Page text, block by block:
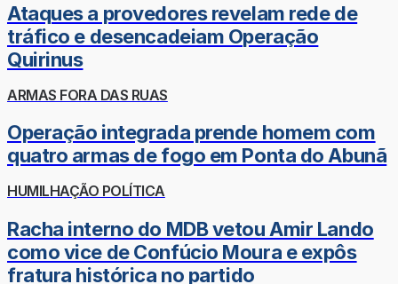
Ataques a provedores revelam rede de
tráfico e desencadeiam Operação
Quirinus
ARMAS FORA DAS RUAS
Operação integrada prende homem com
quatro armas de fogo em Ponta do Abunã
HUMILHAÇÃO POLÍTICA
Racha interno do MDB vetou Amir Lando
como vice de Confúcio Moura e expôs
fratura histórica no partido